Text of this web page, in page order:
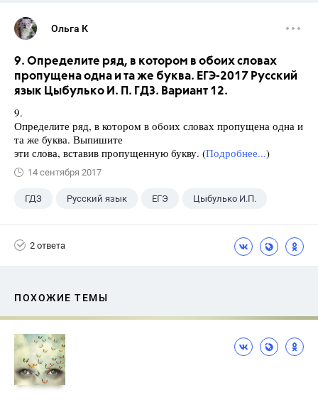
Ольга К
9. Определите ряд, в котором в обоих словах
пропущена одна и та же буква. ЕГЭ-2017 Русский
язык Цыбулько И. П. ГДЗ. Вариант 12.
9.
Определите ряд, в котором в обоих словах пропущена одна и
та же буква. Выпишите
эти слова, вставив пропущенную букву. (Подробнее...)
14 сентября 2017
ГДЗ Русский язык ЕГЭ Цыбулько И.П.
2 ответа
ПОХОЖИЕ ТЕМЫ